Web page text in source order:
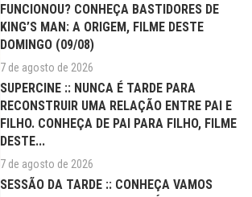
FUNCIONOU? CONHEÇA BASTIDORES DE
KING’S MAN: A ORIGEM, FILME DESTE
DOMINGO (09/08)
7 de agosto de 2026
SUPERCINE :: NUNCA É TARDE PARA
RECONSTRUIR UMA RELAÇÃO ENTRE PAI E
FILHO. CONHEÇA DE PAI PARA FILHO, FILME
DESTE...
7 de agosto de 2026
SESSÃO DA TARDE :: CONHEÇA VAMOS